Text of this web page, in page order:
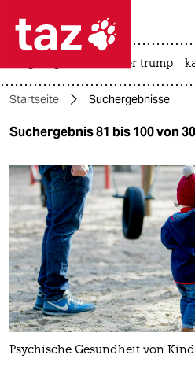
 taz zahl ich
taz zahl ich
themen
politik
öko
gesellschaft
kultur
sport
berlin
usa unter trump
Startseite Suchergebnisse
Suchergebnis 81 bis 100 von
Psychische Gesundheit von